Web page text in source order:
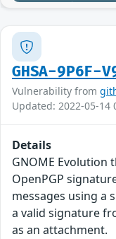
GHSA-9P6F-
Vulnerability from
Updated: 2022-05-14
Details
GNOME Evolution
OpenPGP
messages using a
a valid signature
as an attachment.